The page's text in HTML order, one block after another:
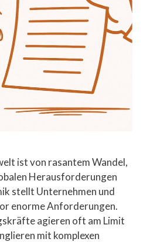
ist von rasantem Wandel,
Herausforderungen
stellt Unternehmen und
enorme Anforderungen.
agieren oft am Limit
mit komplexen